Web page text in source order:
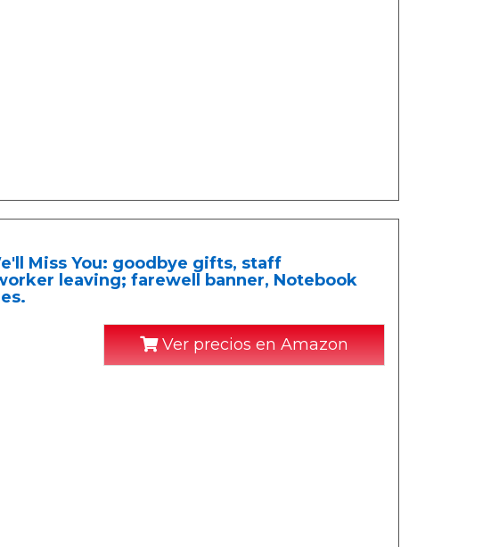
Miss You: goodbye gifts, staff
leaving; farewell banner, Notebook
Ver precios en Amazon